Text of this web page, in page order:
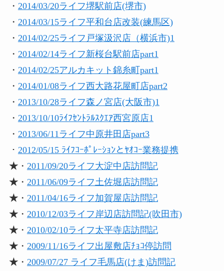
・ 2014/03/20ライフ堺駅前店(堺市)
・ 2014/03/15ライフ平和台店改装(練馬区)
・ 2014/02/25ライフ戸塚汲沢店（横浜市)1
・ 2014/02/14ライフ新桜台駅前店part1
・ 2014/02/25アルカキット錦糸町part1
・ 2014/01/08ライフ西大路花屋町店part2
・ 2013/10/28ライフ森ノ宮店(大阪市)1
・ 2013/10/10ﾗｲﾌｾﾝﾄﾗﾙｽｸｴｱ西宮原店1
・ 2013/06/11ライフ中原井田店part3
・ 2012/05/15 ﾗｲﾌｺｰﾎﾟﾚｰｼｮﾝとﾔｵｺｰ業務提携
★・ 2011/09/20ライフ大淀中店訪問記
★・ 2011/06/09ライフ土佐堀店訪問記
★・ 2011/04/16ライフ加賀屋店訪問記
★・ 2010/12/03ライフ岸辺店訪問記(吹田市)
★・ 2010/02/10ライフ太平寺店訪問記
★・ 2009/11/16ライフ出屋敷店ﾁｮｺ停訪問
★・ 2009/07/27 ライフ毛馬店(けま)訪問記